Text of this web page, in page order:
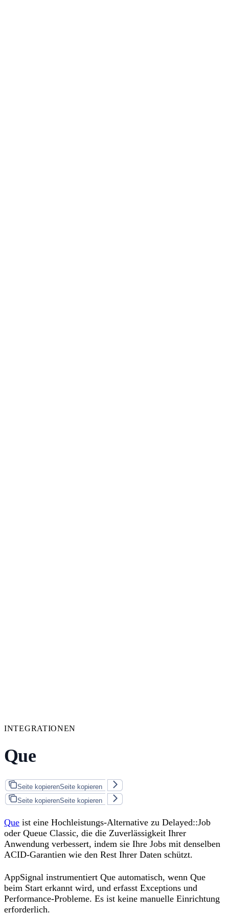
INTEGRATIONEN
Que
Seite kopierenSeite kopieren
Seite kopierenSeite kopieren
Que ist eine Hochleistungs-Alternative zu Delayed::Job
oder Queue Classic, die die Zuverlässigkeit Ihrer
Anwendung verbessert, indem sie Ihre Jobs mit denselben
ACID-Garantien wie den Rest Ihrer Daten schützt.
AppSignal instrumentiert Que automatisch, wenn Que
beim Start erkannt wird, und erfasst Exceptions und
Performance-Probleme. Es ist keine manuelle Einrichtung
erforderlich.